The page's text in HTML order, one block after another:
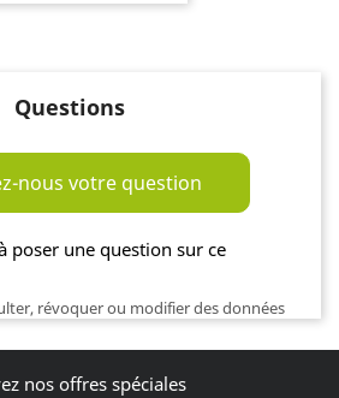
Questions
nous votre question
poser une question sur ce
révoquer ou modifier des données
nos offres spéciales